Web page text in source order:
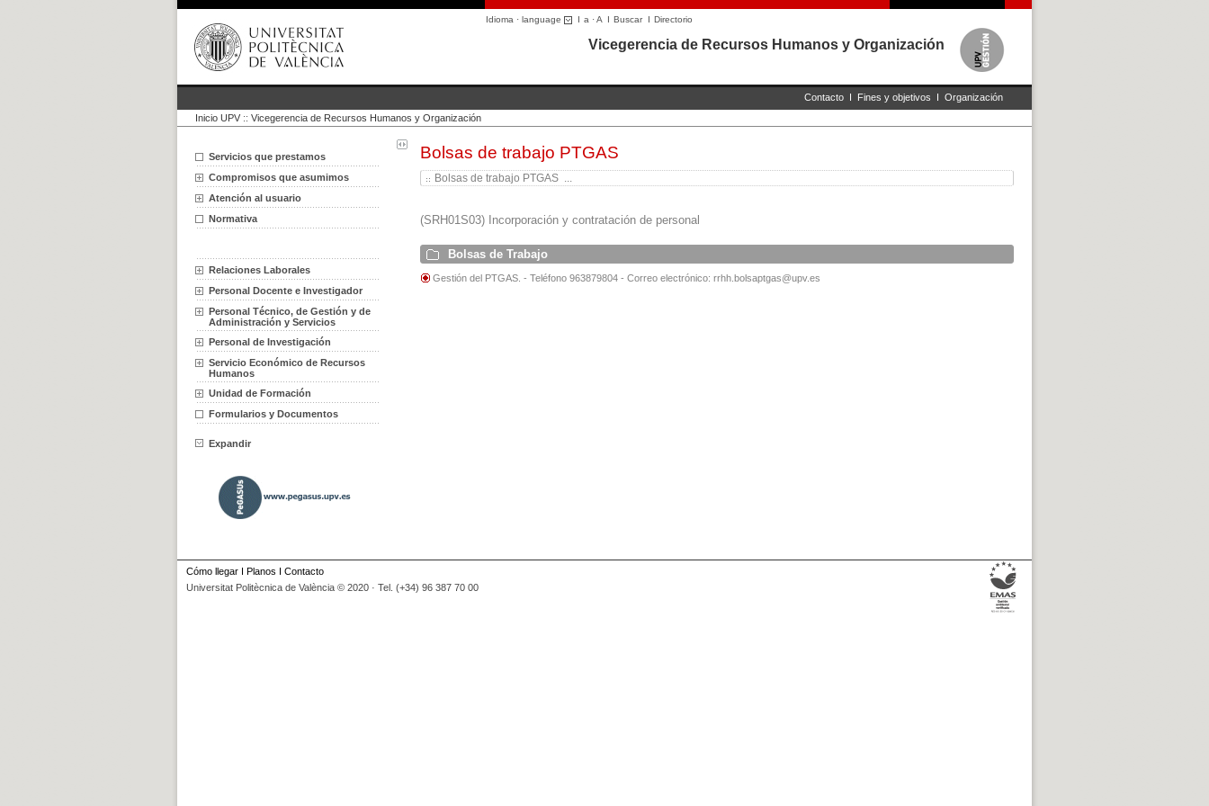
Idioma · language I a ·A I BuscarI Directorio
Vicegerencia de Recursos Humanos y Organización
Contacto I Fines y objetivos I Organización
Inicio UPV :: Vicegerencia de Recursos Humanos y Organización
Servicios que prestamos
Compromisos que asumimos
Atención al usuario
Normativa
Relaciones Laborales
Personal Docente e Investigador
Personal Técnico, de Gestión y de
Administración y Servicios
Personal de Investigación
Servicio Económico de Recursos
Humanos
Unidad de Formación
Formularios y Documentos
Expandir
Bolsas de trabajo PTGAS
Bolsas de trabajo PTGAS ...
(SRH01S03) Incorporación y contratación de personal
Bolsas de Trabajo
Gestión del PTGAS. - Teléfono 963879804 - Correo electrónico: rrhh.bolsaptgas@upv.es
Cómo llegar I Planos I Contacto
Universitat Politècnica de València © 2020 · Tel. (+34) 96 387 70 00